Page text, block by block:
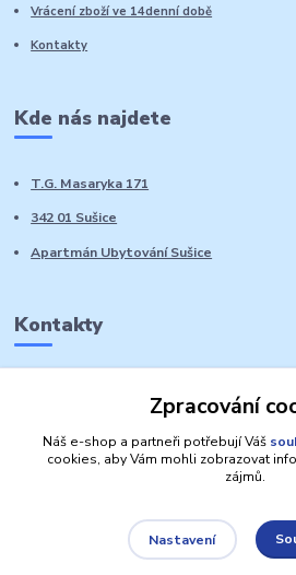
Vrácení zboží ve 14denní době
Kontakty
Kde nás najdete
T.G. Masaryka 171
342 01 Sušice
Apartmán Ubytování Sušice
Kontakty
Zpracování
Náš e-shop a partneři potřebují Váš
cookies, aby Vám mohli zobrazovat
zájmů.
Nastavení